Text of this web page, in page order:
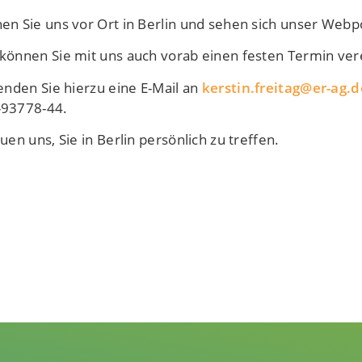
Sie uns vor Ort in Berlin und sehen sich unser
Sie mit uns auch vorab einen festen Termin
Sie hierzu eine E-Mail an kerstin.freitag@er-
44.
uns, Sie in Berlin persönlich zu treffen.